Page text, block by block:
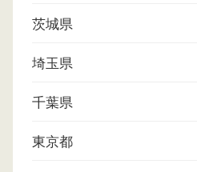
茨城県
埼玉県
千葉県
東京都